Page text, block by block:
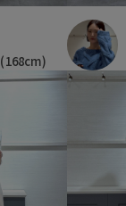
(168cm)